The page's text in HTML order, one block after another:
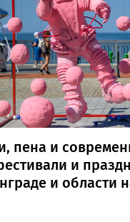
пена и
и
и области